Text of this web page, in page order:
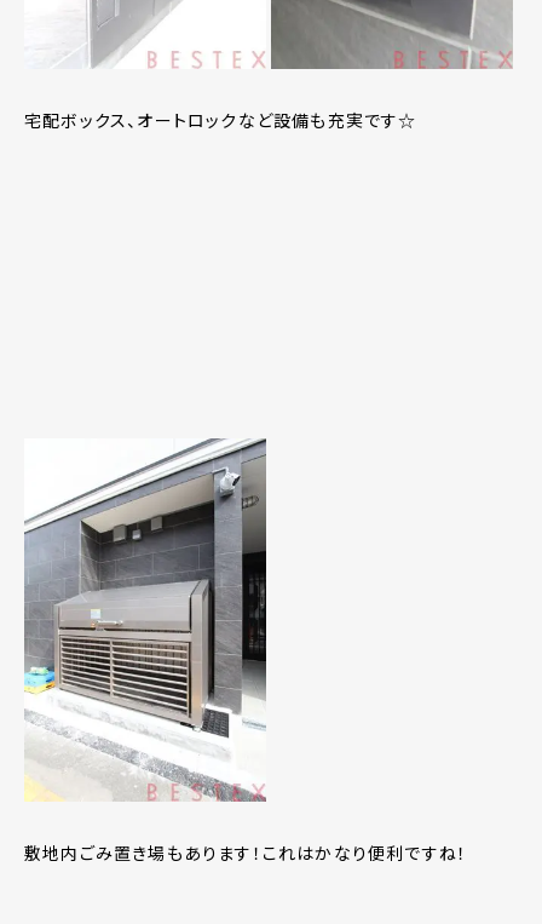
宅配ボックス、オートロックなど設備も充実です☆
敷地内ごみ置き場もあります！これはかなり便利ですね！